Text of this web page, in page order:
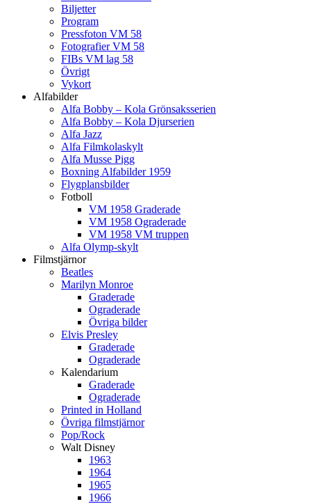
Biljetter
Program
Pressfoton VM 58
Fotografier VM 58
FIBs VM lag 58
Övrigt
Vykort
Alfabilder
Alfa Bobby – Kola Grönsaksserien
Alfa Bobby – Kola Djurserien
Alfa Jazz
Alfa Filmkolaskylt
Alfa Musse Pigg
Boxning Alfabilder 1959
Flygplansbilder
Fotboll
VM 1958 Graderade
VM 1958 Ograderade
VM 1958 VM truppen
Alfa Olymp-skylt
Filmstjärnor
Beatles
Marilyn Monroe
Graderade
Ograderade
Övriga bilder
Elvis Presley
Graderade
Ograderade
Kalendarium
Graderade
Ograderade
Printed in Holland
Övriga filmstjärnor
Pop/Rock
Walt Disney
1963
1964
1965
1966